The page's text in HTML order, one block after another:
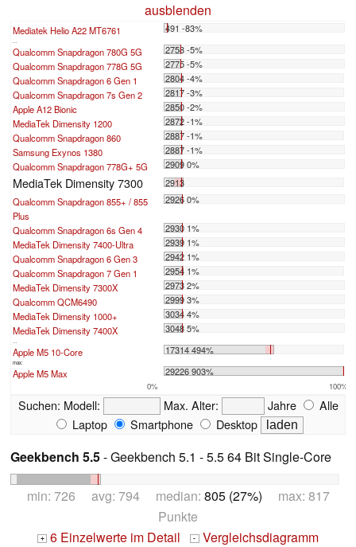
ausblenden
Mediatek Helio A22 MT6761 491 -83%
...
Qualcomm Snapdragon 780G 5G
2758 -5%
Qualcomm Snapdragon 778G 5G
2775 -5%
Qualcomm Snapdragon 6 Gen 1
2804 -4%
Qualcomm Snapdragon 7s Gen 2
2817 -3%
Apple A12 Bionic
2850 -2%
MediaTek Dimensity 1200
2872 -1%
Qualcomm Snapdragon 860
2887 -1%
Samsung Exynos 1380
2887 -1%
Qualcomm Snapdragon 778G+ 5G
2909 0%
MediaTek Dimensity 7300
2913
Qualcomm Snapdragon 855+ / 855
Plus
2926 0%
Qualcomm Snapdragon 6s Gen 4
2930 1%
MediaTek Dimensity 7400-Ultra
2939 1%
Qualcomm Snapdragon 6 Gen 3
2942 1%
Qualcomm Snapdragon 7 Gen 1
2954 1%
MediaTek Dimensity 7300X
2973 2%
Qualcomm QCM6490
2999 3%
MediaTek Dimensity 1000+
3034 4%
MediaTek Dimensity 7400X
3048 5%
...
Apple M5 10-Core 17314 494%
max:
Apple M5 Max 29226 903%
0% 100%
Suchen: Modell: Max. Alter: Jahre
Alle
Laptop
Smartphone Desktop
Geekbench 5.5- Geekbench 5.1 - 5.5 64 Bit Single-Core
min: 726 avg: 794 median: 805 (27%) max: 817
Punkte
+ 6 Einzelwerte im Detail - Vergleichsdiagramm